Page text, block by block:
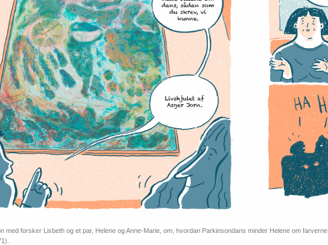
med forsker Lisbeth og et par, Helene og Anne-Marie, om, hvordan Parkinsondans minder Helene om